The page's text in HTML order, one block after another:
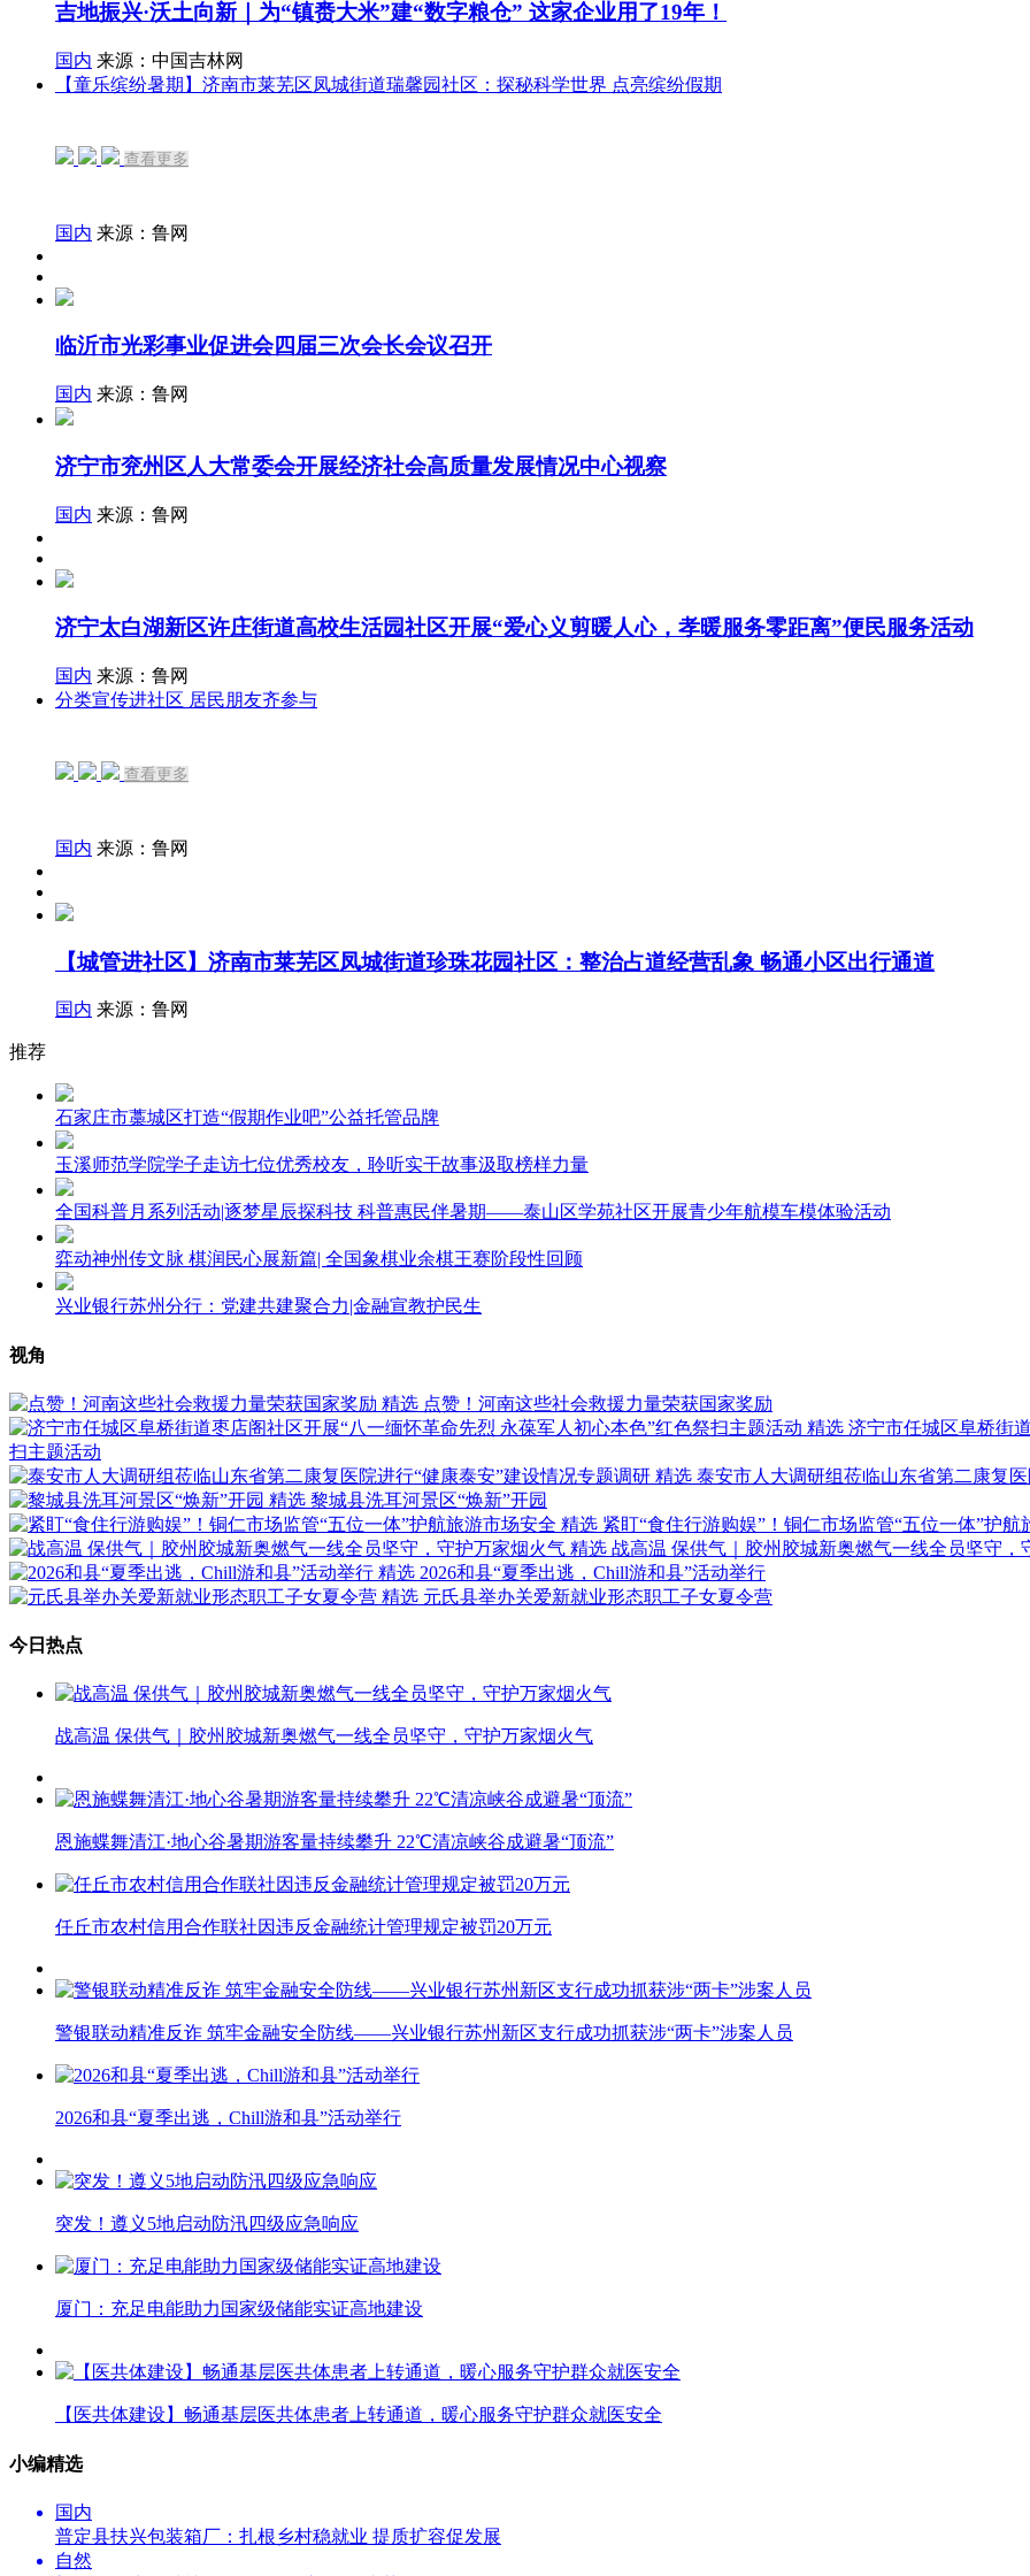
吉地振兴·沃土向新｜为“镇赉大米”建“数字粮仓” 这家企业用了19年！
国内 来源：中国吉林网
【童乐缤纷暑期】济南市莱芜区凤城街道瑞馨园社区：探秘科学世界 点亮缤纷假期
查看更多
国内 来源：鲁网
临沂市光彩事业促进会四届三次会长会议召开
国内 来源：鲁网
济宁市兖州区人大常委会开展经济社会高质量发展情况中心视察
国内 来源：鲁网
济宁太白湖新区许庄街道高校生活园社区开展“爱心义剪暖人心，孝暖服务零距离”便民服务活动
国内 来源：鲁网
分类宣传进社区 居民朋友齐参与
查看更多
国内 来源：鲁网
【城管进社区】济南市莱芜区凤城街道珍珠花园社区：整治占道经营乱象 畅通小区出行通道
国内 来源：鲁网
推荐
石家庄市藁城区打造“假期作业吧”公益托管品牌
玉溪师范学院学子走访七位优秀校友，聆听实干故事汲取榜样力量
全国科普月系列活动|逐梦星辰探科技 科普惠民伴暑期——泰山区学苑社区开展青少年航模车模体验活动
弈动神州传文脉 棋润民心展新篇| 全国象棋业余棋王赛阶段性回顾
兴业银行苏州分行：党建共建聚合力|金融宣教护民生
视角
精选 点赞！河南这些社会救援力量荣获国家奖励
精选 济宁市任城区阜桥街
扫主题活动
精选 泰安市人大调研组莅临山东省第二康复
精选 黎城县洗耳河景区“焕新”开园
精选 紧盯“食住行游购娱”！铜仁市场监管“五位一体”护航
精选 战高温 保供气｜胶州胶城新奥燃气一线全员坚守，
精选 2026和县“夏季出逃，Chill游和县”活动举行
精选 元氏县举办关爱新就业形态职工子女夏令营
今日热点
战高温 保供气｜胶州胶城新奥燃气一线全员坚守，守护万家烟火气
恩施蝶舞清江·地心谷暑期游客量持续攀升 22℃清凉峡谷成避暑“顶流”
任丘市农村信用合作联社因违反金融统计管理规定被罚20万元
警银联动精准反诈 筑牢金融安全防线——兴业银行苏州新区支行成功抓获涉“两卡”涉案人员
2026和县“夏季出逃，Chill游和县”活动举行
突发！遵义5地启动防汛四级应急响应
厦门：充足电能助力国家级储能实证高地建设
【医共体建设】畅通基层医共体患者上转通道，暖心服务守护群众就医安全
小编精选
国内
普定县扶兴包装箱厂：扎根乡村稳就业 提质扩容促发展
自然